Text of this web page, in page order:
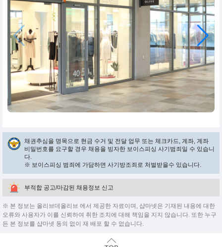
채권추심을 명목으로 현금 수거 및 전달 업무 또는 체크카드, 계좌, 계좌
비밀번호를 요구할 경우 채용을 빙자한 보이스피싱 사기범죄일 수 있습니
다.
※ 보이스피싱 범죄에 가담하면 사기방조죄로 처벌받을수 있습니다.
부적합 공고/마감된 채용정보 신고
※ 본 정보는 올리브데올리브 에서 제공한 자료이며, 샵마넷은 기재된 내용에 대한
오류와 사용자가 이를 신뢰하여 취한 조치에 대해 책임을 지지 않습니다. 또한 누구
든 본 정보를 샵마넷 동의 없이 재 배포 할 수 없습니다.